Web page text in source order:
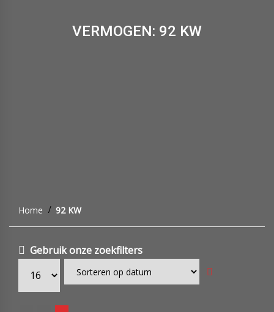
VERMOGEN: 92 KW
Home 92 KW
Gebruik onze zoekfilters